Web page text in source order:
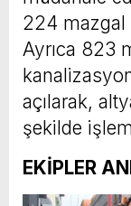
224 mazgal
Ayrıca 823
açılarak,
şekilde
EKİPLER